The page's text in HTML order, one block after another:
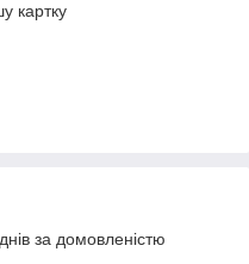
картку
за домовленістю